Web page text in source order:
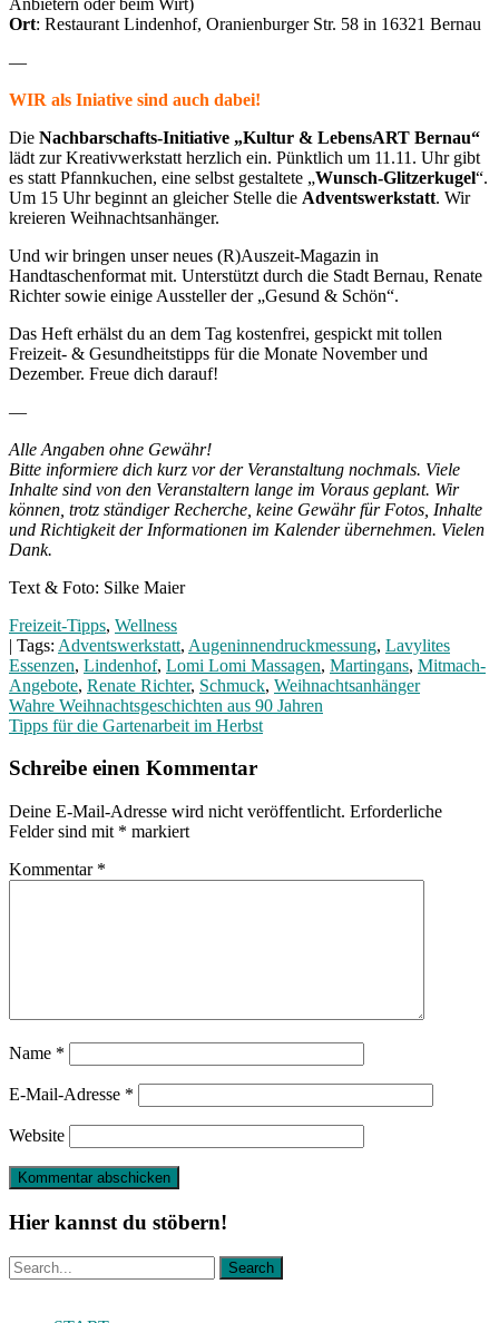
Ort: Restaurant Lindenhof, Oranienburger Str. 58 in 16321 Bernau
—
WIR als Iniative sind auch dabei!
Die Nachbarschafts-Initiative „Kultur & LebensART Bernau“
lädt zur Kreativwerkstatt herzlich ein. Pünktlich um 11.11. Uhr gibt
es statt Pfannkuchen, eine selbst gestaltete „Wunsch-Glitzerkugel“.
Um 15 Uhr beginnt an gleicher Stelle die Adventswerkstatt. Wir
kreieren Weihnachtsanhänger.
Und wir bringen unser neues (R)Auszeit-Magazin in
Handtaschenformat mit. Unterstützt durch die Stadt Bernau, Renate
Richter sowie einige Aussteller der „Gesund & Schön“.
Das Heft erhälst du an dem Tag kostenfrei, gespickt mit tollen
Freizeit- & Gesundheitstipps für die Monate November und
Dezember. Freue dich darauf!
—
Alle Angaben ohne Gewähr!
Bitte informiere dich kurz vor der Veranstaltung nochmals. Viele
Inhalte sind von den Veranstaltern lange im Voraus geplant. Wir
können, trotz ständiger Recherche, keine Gewähr für Fotos, Inhalte
und Richtigkeit der Informationen im Kalender übernehmen. Vielen
Dank.
Text & Foto: Silke Maier
Freizeit-Tipps, Wellness
| Tags: Adventswerkstatt, Augeninnendruckmessung, Lavylites
Essenzen, Lindenhof, Lomi Lomi Massagen, Martingans, Mitmach-
Angebote, Renate Richter, Schmuck, Weihnachtsanhänger
Beitragsnavigation
Wahre Weihnachtsgeschichten aus 90 Jahren
Tipps für die Gartenarbeit im Herbst
Schreibe einen Kommentar
Deine E-Mail-Adresse wird nicht veröffentlicht. Erforderliche
Felder sind mit * markiert
Kommentar *
Name *
E-Mail-Adresse *
Website
Hier kannst du stöbern!